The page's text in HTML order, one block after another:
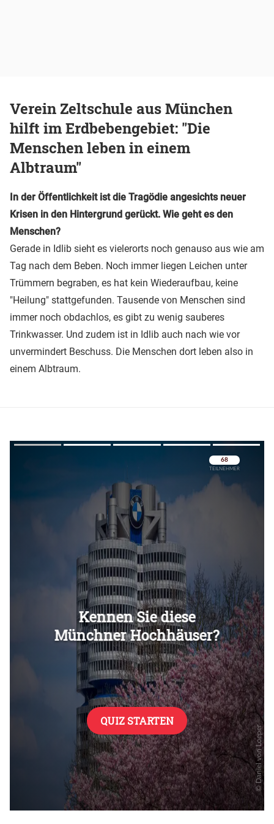
Verein Zeltschule aus München
hilft im Erdbebengebiet: "Die
Menschen leben in einem
Albtraum"
In der Öffentlichkeit ist die Tragödie angesichts neuer
Krisen in den Hintergrund gerückt. Wie geht es den
Menschen?
Gerade in Idlib sieht es vielerorts noch genauso aus wie am
Tag nach dem Beben. Noch immer liegen Leichen unter
Trümmern begraben, es hat kein Wiederaufbau, keine
"Heilung" stattgefunden. Tausende von Menschen sind
immer noch obdachlos, es gibt zu wenig sauberes
Trinkwasser. Und zudem ist in Idlib auch nach wie vor
unvermindert Beschuss. Die Menschen dort leben also in
einem Albtraum.
Überspringen
Überspringen